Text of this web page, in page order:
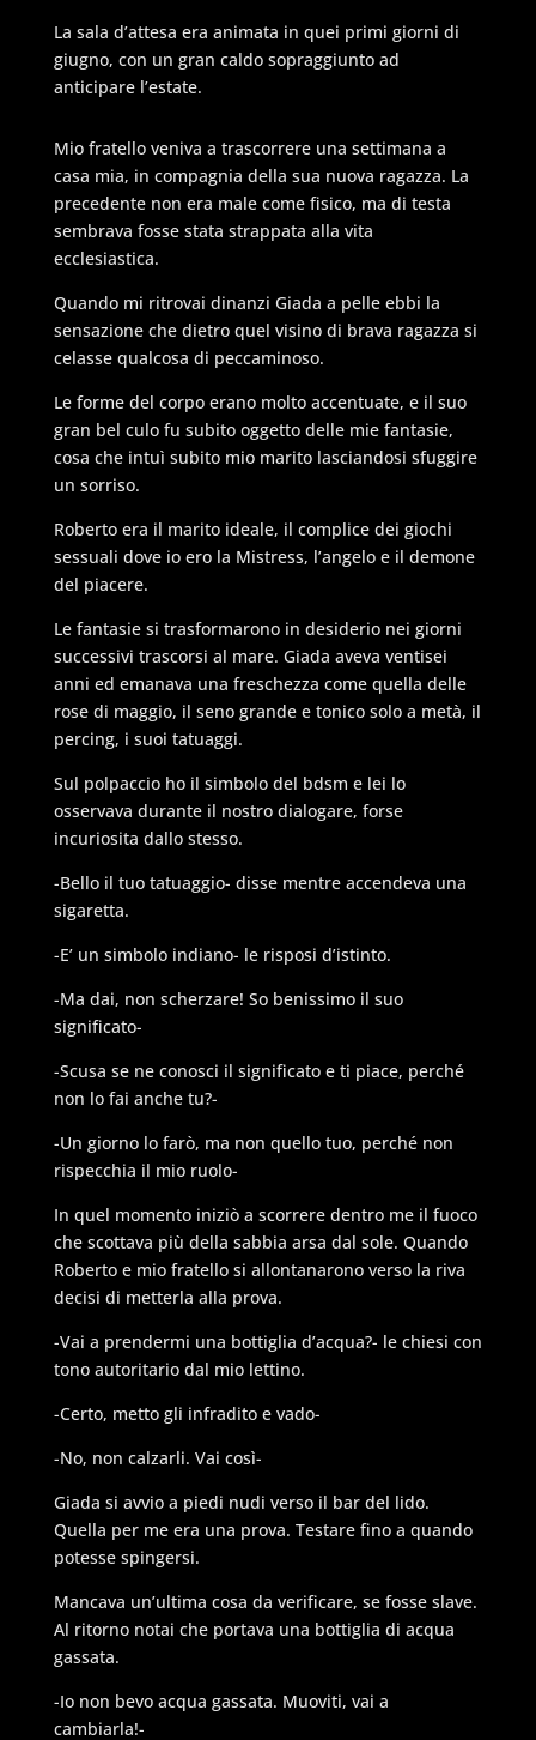
La sala d’attesa era animata in quei primi giorni di
giugno, con un gran caldo sopraggiunto ad
anticipare l’estate.
Mio fratello veniva a trascorrere una settimana a
casa mia, in compagnia della sua nuova ragazza. La
precedente non era male come fisico, ma di testa
sembrava fosse stata strappata alla vita
ecclesiastica.
Quando mi ritrovai dinanzi Giada a pelle ebbi la
sensazione che dietro quel visino di brava ragazza si
celasse qualcosa di peccaminoso.
Le forme del corpo erano molto accentuate, e il suo
gran bel culo fu subito oggetto delle mie fantasie,
cosa che intuì subito mio marito lasciandosi sfuggire
un sorriso.
Roberto era il marito ideale, il complice dei giochi
sessuali dove io ero la Mistress, l’angelo e il demone
del piacere.
Le fantasie si trasformarono in desiderio nei giorni
successivi trascorsi al mare. Giada aveva ventisei
anni ed emanava una freschezza come quella delle
rose di maggio, il seno grande e tonico solo a metà, il
percing, i suoi tatuaggi.
Sul polpaccio ho il simbolo del bdsm e lei lo
osservava durante il nostro dialogare, forse
incuriosita dallo stesso.
-Bello il tuo tatuaggio- disse mentre accendeva una
sigaretta.
-E’ un simbolo indiano- le risposi d’istinto.
-Ma dai, non scherzare! So benissimo il suo
significato-
-Scusa se ne conosci il significato e ti piace, perché
non lo fai anche tu?-
-Un giorno lo farò, ma non quello tuo, perché non
rispecchia il mio ruolo-
In quel momento iniziò a scorrere dentro me il fuoco
che scottava più della sabbia arsa dal sole. Quando
Roberto e mio fratello si allontanarono verso la riva
decisi di metterla alla prova.
-Vai a prendermi una bottiglia d’acqua?- le chiesi con
tono autoritario dal mio lettino.
-Certo, metto gli infradito e vado-
-No, non calzarli. Vai così-
Giada si avvio a piedi nudi verso il bar del lido.
Quella per me era una prova. Testare fino a quando
potesse spingersi.
Mancava un’ultima cosa da verificare, se fosse slave.
Al ritorno notai che portava una bottiglia di acqua
gassata.
-Io non bevo acqua gassata. Muoviti, vai a
cambiarla!-